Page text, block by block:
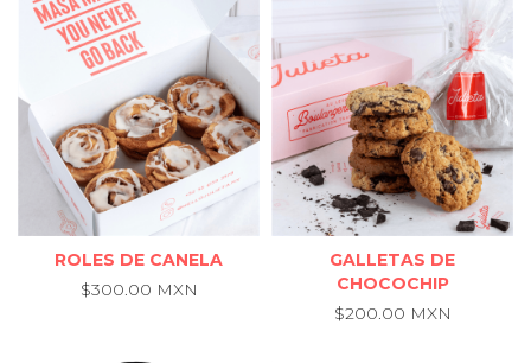
ROLES DE CANELA
$300.00 MXN
GALLETAS DE
CHOCOCHIP
$200.00 MXN